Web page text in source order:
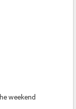
weekend